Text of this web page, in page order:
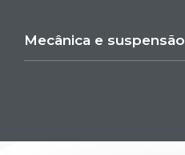
Mecânica e suspensão